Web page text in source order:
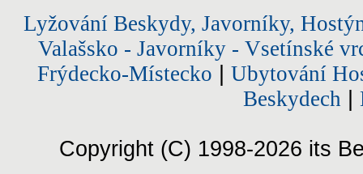
Lyžování Beskydy, Javorníky,
Valašsko - Javorníky - Vsetínské
Frýdecko-Místecko
Ubytování
Beskydech
Copyright (C) 1998-2026 its